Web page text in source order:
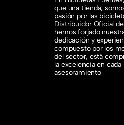
que una tienda;
pasión por las
Distribuidor Oficial
hemos forjado
dedicación y
compuesto por los
del sector, está
la excelencia en
asesoramiento